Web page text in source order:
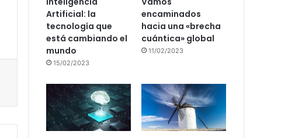
Artificial: la
tecnología que
está cambiando el
mundo
15/02/2023
encaminados
hacia una «brecha
cuántica» global
11/02/2023